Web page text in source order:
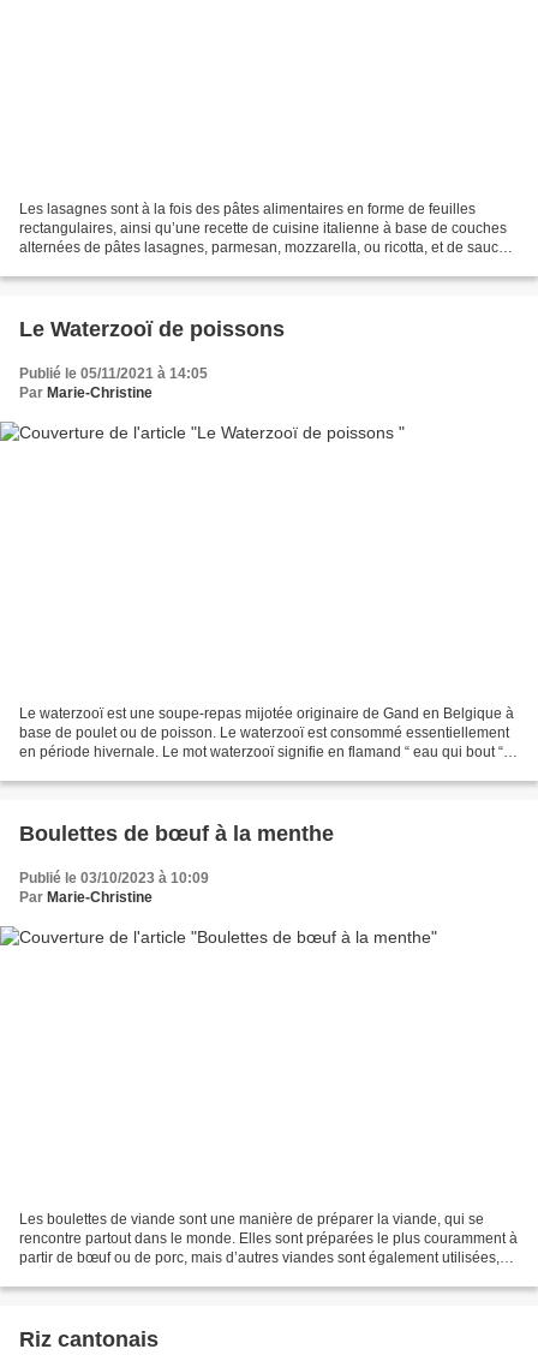
Les lasagnes sont à la fois des pâtes alimentaires en forme de feuilles
rectangulaires, ainsi qu’une recette de cuisine italienne à base de couches
alternées de pâtes lasagnes, parmesan, mozzarella, ou ricotta, et de sauce
Le Waterzooï de poissons
Publié le 05/11/2021 à 14:05
Par Marie-Christine
Le waterzooï est une soupe-repas mijotée originaire de Gand en Belgique à
base de poulet ou de poisson. Le waterzooï est consommé essentiellement
en période hivernale. Le mot waterzooï signifie en flamand “ eau qui bout “.
Boulettes de bœuf à la menthe
Publié le 03/10/2023 à 10:09
Par Marie-Christine
Les boulettes de viande sont une manière de préparer la viande, qui se
rencontre partout dans le monde. Elles sont préparées le plus couramment à
partir de bœuf ou de porc, mais d’autres viandes sont également utilisées,
Riz cantonais